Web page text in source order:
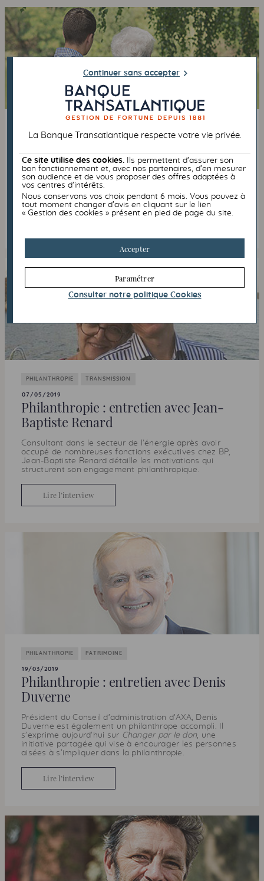
Le legs net de frais et droits
Dans le cadre d’une succession, le legs net de frais et
droits permet de gratifier ses proches tout en réalisant
un acte philanthropique.
PHILANTHROPIE TRANSMISSION
07/05/2019
Philanthropie : entretien avec Jean-
Baptiste Renard
Consultant dans le secteur de l’énergie après avoir
occupé de nombreuses fonctions exécutives chez BP,
Jean-Baptiste Renard détaille les motivations qui
structurent son engagement philanthropique.
Lire l’interview
PHILANTHROPIE PATRIMOINE
19/03/2019
Philanthropie : entretien avec Denis
Duverne
Président du Conseil d’administration d’AXA, Denis
Duverne est également un philanthrope accompli. Il
s’exprime aujourd’hui sur Changer par le don, une
initiative partagée qui vise à encourager les personnes
aisées à s’impliquer dans la philanthropie.
Lire l’interview
Continuer sans accepter
La Banque Transatlantique respecte votre vie privée.
Ce site utilise des cookies.
Ils permettent d’assurer son
bon fonctionnement et, avec nos partenaires, d’en mesurer
son audience et de vous proposer des offres adaptées à
vos centres d’intérêts.
Nous conservons vos choix pendant 6 mois. Vous pouvez à
tout moment changer d’avis en cliquant sur le lien
« Gestion des cookies » présent en pied de page du site.
Accepter
Paramétrer
Consulter notre politique Cookies